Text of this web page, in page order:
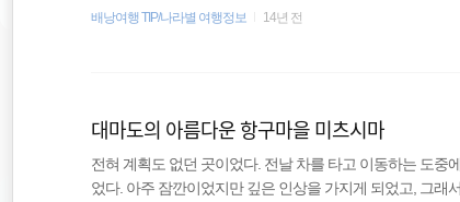
가벼운 기분으로 해외여행을 할 수 있다. 사실상 섬이라고
배낭여행 TIP/나라별 여행정보 14년 전
대마도의 아름다운 항구마을 미츠시마
전혀 계획도 없던 곳이었다. 전날 차를 타고 이동하는 도중
었다. 아주 잠깐이었지만 깊은 인상을 가지게 되었고, 그래
호주
워킹홀리데이
세계일주